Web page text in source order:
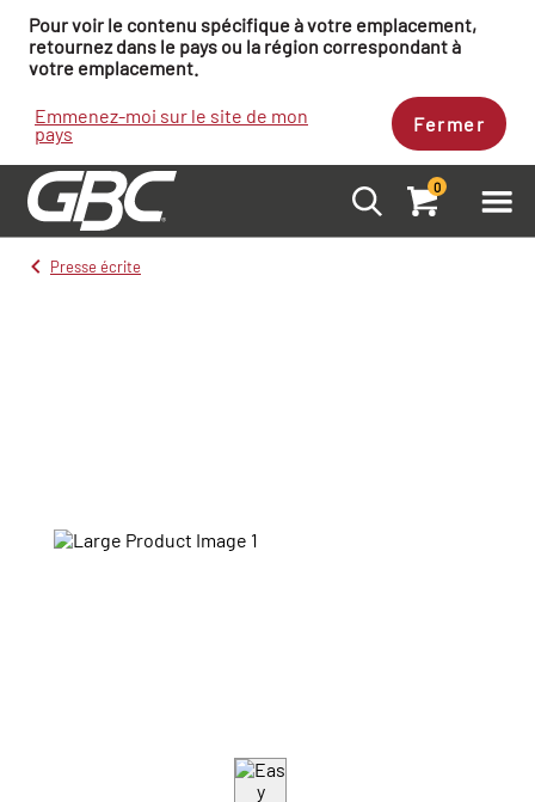
Pour voir le contenu spécifique à votre emplacement,
retournez dans le pays ou la région correspondant à
votre emplacement.
Emmenez-moi sur le site de mon
pays Fermer
0
Presse écrite